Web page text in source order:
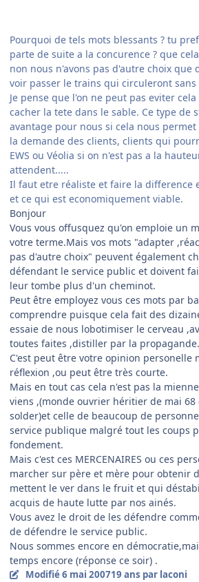
Pourquoi de tels mots blessants ? tu
parte de suite a la concurence ? que
non nous n'avons pas d'autre choix que
voir passer le trains qui circuleront sans
Je pense que l'on ne peut pas eviter
cacher la tete dans le sable. Ce type de
avantage pour nous si cela nous
la demande des clients, clients qui
EWS ou Véolia si on n'est pas a la
attendent.....
Il faut etre réaliste et faire la difference
et ce qui est economiquement viable.
Bonjour
Vous vous offusquez qu'on emploie un
votre terme.Mais vos mots "adapter
pas d'autre choix" peuvent également
défendant le service public et doivent
leur tombe plus d'un cheminot.
Peut être employez vous ces mots par
comprendre puisque cela fait des
essaie de nous lobotimiser le cerveau
toutes faites ,distiller par la propagande.
C'est peut être votre opinion personelle
réflexion ,ou peut être très courte.
Mais en tout cas cela n'est pas la
viens ,(monde ouvrier héritier de mai
solder)et celle de beaucoup de
service publique malgré tout les coups
fondement.
Mais c'est ces MERCENAIRES ou ces
marcher sur père et mère pour obtenir
mettent le ver dans le fruit et qui
acquis de haute lutte par nos ainés.
Vous avez le droit de les défendre
de défendre le service public.
Nous sommes encore en
temps encore (réponse ce soir) .
Modifié6 mai 200719 ans par laconi